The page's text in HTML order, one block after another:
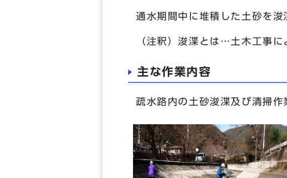
通水期間中に堆積した土砂を
（注釈）浚渫とは…土木工事に
主な作業内容
疏水路内の土砂浚渫及び清掃作